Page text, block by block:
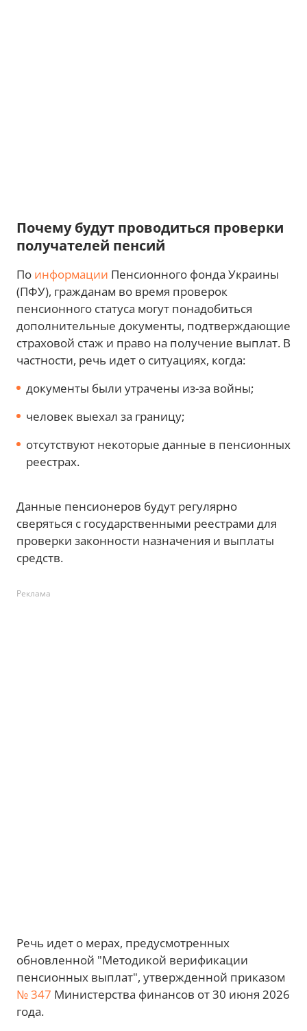
Почему будут проводиться проверки
получателей пенсий
По информации Пенсионного фонда Украины
(ПФУ), гражданам во время проверок
пенсионного статуса могут понадобиться
дополнительные документы, подтверждающие
страховой стаж и право на получение выплат. В
частности, речь идет о ситуациях, когда:
документы были утрачены из-за войны;
человек выехал за границу;
отсутствуют некоторые данные в пенсионных
реестрах.
Данные пенсионеров будут регулярно
сверяться с государственными реестрами для
проверки законности назначения и выплаты
средств.
Реклама
Речь идет о мерах, предусмотренных
обновленной "Методикой верификации
пенсионных выплат", утвержденной приказом
№ 347 Министерства финансов от 30 июня 2026
года.